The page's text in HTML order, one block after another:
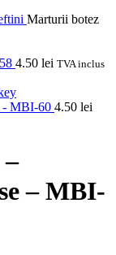
Marturii botez
4.50 lei TVA inclus
- MBI-60 4.50 lei
– MBI-